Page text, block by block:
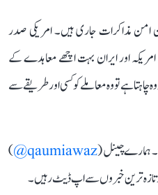
مذاکرات جاری ہیں۔ امریکی صدر
اور ایران بہت اچھے معاہدے کے
چاہتا ہے تو وہ معاملے کو کسی اور طریقے سے
ہمارے چینل (qaumiawaz@
)
ترین خبروں سے اپ ڈیٹ رہیں۔